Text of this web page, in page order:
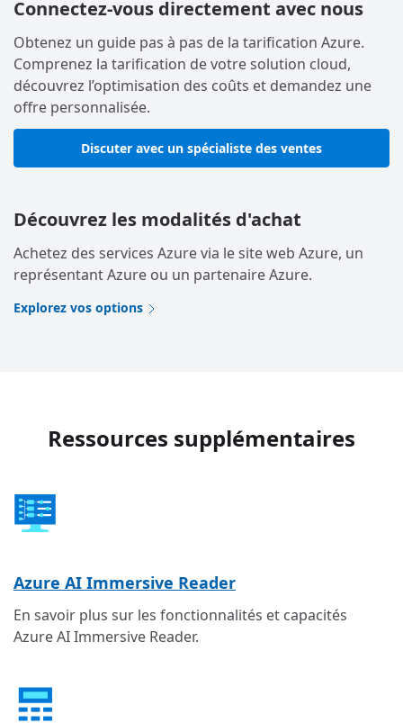
Connectez-vous directement avec nous
Obtenez un guide pas à pas de la tarification Azure.
Comprenez la tarification de votre solution cloud,
découvrez l’optimisation des coûts et demandez une
offre personnalisée.
Discuter avec un spécialiste des ventes
Découvrez les modalités d'achat
Achetez des services Azure via le site web Azure, un
représentant Azure ou un partenaire Azure.
Explorez vos options
Ressources supplémentaires
Azure AI Immersive Reader
En savoir plus sur les fonctionnalités et capacités
Azure AI Immersive Reader.